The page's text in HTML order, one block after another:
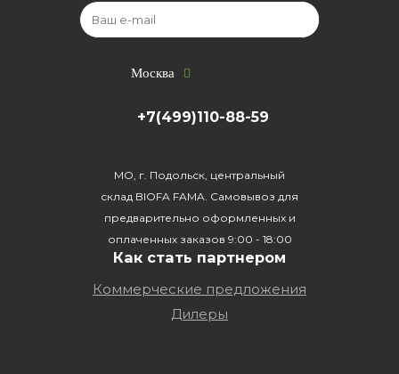
Москва
+7(499)110-88-59
МО, г. Подольск, центральный
склад BIOFA FAMA. Самовывоз для
предварительно оформленных и
оплаченных заказов 9:00 - 18:00
Как стать партнером
Коммерческие предложения
Дилеры